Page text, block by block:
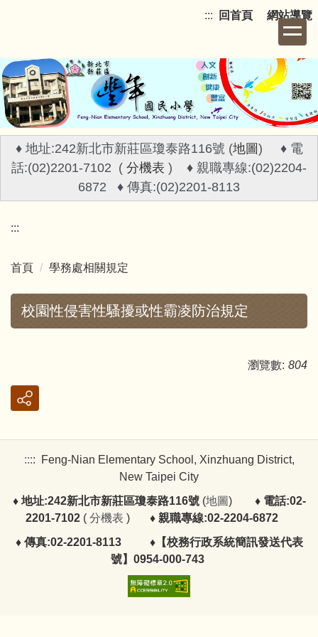
要
內
容
區
::: 回首頁 網站導覽
♦ 地址:242新北市新莊區瓊泰路116號 (地圖) ♦ 電
話:(02)2201-7102 ( 分機表 ) ♦ 親職專線:(02)2204-
6872 ♦ 傳真:(02)2201-8113
:::
首頁 學務處相關規定
校園性侵害性騷擾或性霸凌防治規定
瀏覽數: 804
::::
Feng-Nian Elementary School, Xinzhuang District,
New Taipei City
♦ 地址:242新北市新莊區瓊泰路116號(地圖)
♦ 電話:02-
2201-7102 ( 分機表 )
♦ 親職專線:02-2204-6872
♦ 傳真:02-2201-8113
♦【校務行政系統簡訊發送代表
號】0954-000-743